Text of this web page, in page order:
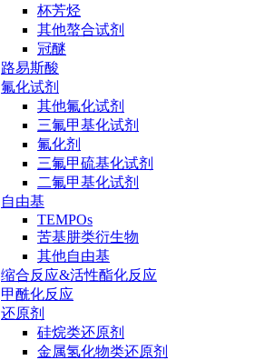
杯芳烃
其他螯合试剂
冠醚
路易斯酸
氟化试剂
其他氟化试剂
三氟甲基化试剂
氟化剂
三氟甲硫基化试剂
二氟甲基化试剂
自由基
TEMPOs
苦基肼类衍生物
其他自由基
缩合反应&活性酯化反应
甲酰化反应
还原剂
硅烷类还原剂
金属氢化物类还原剂